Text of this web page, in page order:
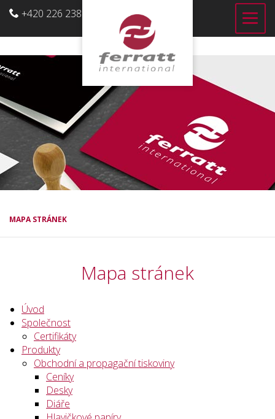
+420 226 238 700
CZ
MAPA STRÁNEK
Mapa stránek
Úvod
Společnost
Certifikáty
Produkty
Obchodní a propagační tiskoviny
Ceníky
Desky
Diáře